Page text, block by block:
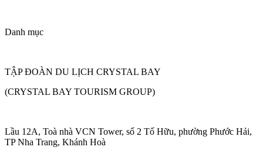
Danh mục
TẬP ĐOÀN DU LỊCH CRYSTAL BAY
(CRYSTAL BAY TOURISM GROUP)
Lầu 12A, Toà nhà VCN Tower, số 2 Tố Hữu, phường Phước Hải,
TP Nha Trang, Khánh Hoà